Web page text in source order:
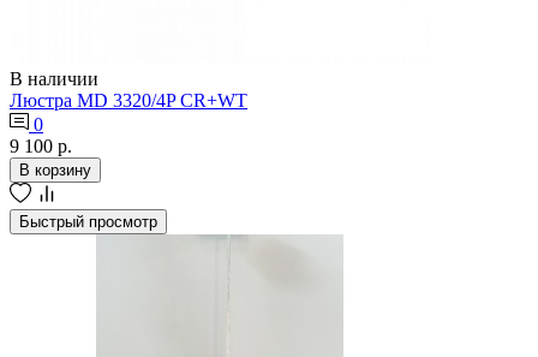
В наличии
Люстра MD 3320/4P CR+WT
0
9 100 р.
В корзину
Быстрый просмотр